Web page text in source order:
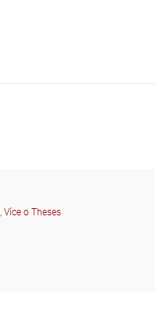
, Více o Theses